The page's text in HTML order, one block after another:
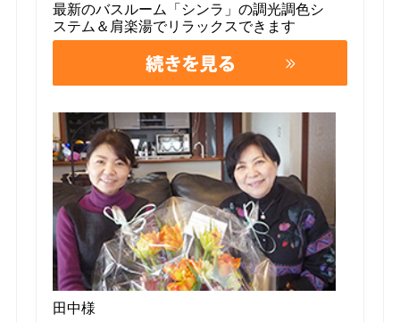
最新のバスルーム「シンラ」の調光調色シ
ステム＆肩楽湯でリラックスできます
田中様